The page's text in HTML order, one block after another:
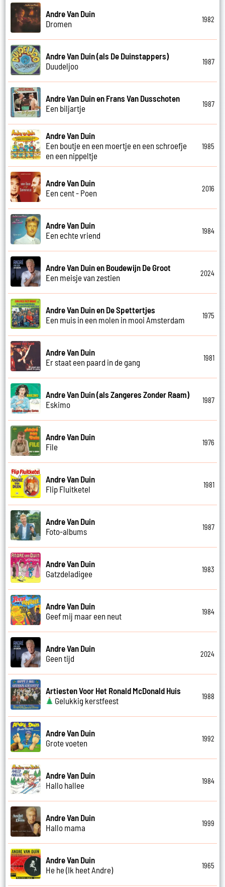
Andre Van Duin
Dromen
1982
Andre Van Duin (als De Duinstappers)
Duudeljoo
1987
Andre Van Duin en Frans Van Dusschoten
Een biljartje
1987
Andre Van Duin
Een boutje en een moertje en een schroefje
en een nippeltje
1985
Andre Van Duin
Een cent - Poen
2016
Andre Van Duin
Een echte vriend
1984
Andre Van Duin en Boudewijn De Groot
Een meisje van zestien
2024
Andre Van Duin en De Spettertjes
Een muis in een molen in mooi Amsterdam
1975
Andre Van Duin
Er staat een paard in de gang
1981
Andre Van Duin (als Zangeres Zonder Raam)
Eskimo
1987
Andre Van Duin
File
1976
Andre Van Duin
Flip Fluitketel
1981
Andre Van Duin
Foto-albums
1987
Andre Van Duin
Gatzdeladigee
1983
Andre Van Duin
Geef mij maar een neut
1984
Andre Van Duin
Geen tijd
2024
Artiesten Voor Het Ronald McDonald Huis
Gelukkig kerstfeest
1988
Andre Van Duin
Grote voeten
1992
Andre Van Duin
Hallo hallee
1984
Andre Van Duin
Hallo mama
1999
Andre Van Duin
He he (Ik heet Andre)
1965